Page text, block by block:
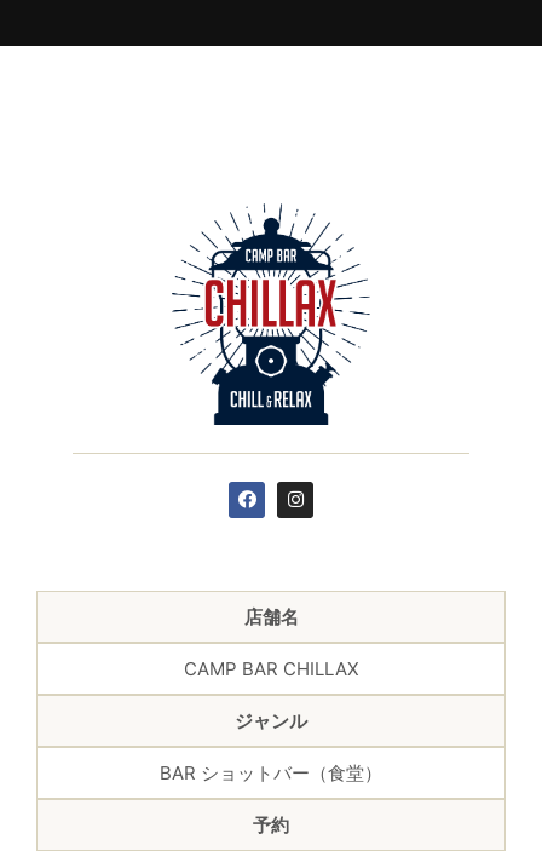
店舗名
CAMP BAR CHILLAX
ジャンル
BAR ショットバー（食堂）
予約